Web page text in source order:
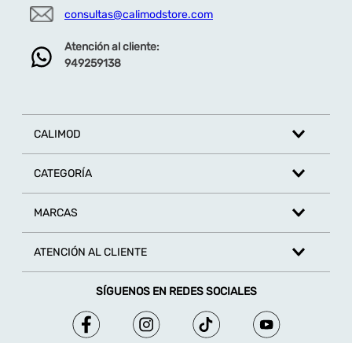
consultas@calimodstore.com
Atención al cliente:
949259138
CALIMOD
CATEGORÍA
MARCAS
ATENCIÓN AL CLIENTE
SÍGUENOS EN REDES SOCIALES